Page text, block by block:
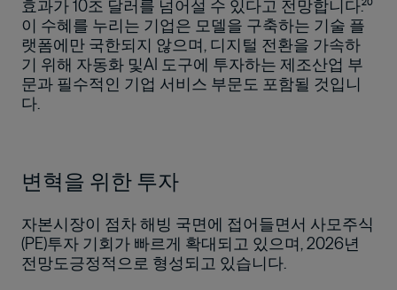
효과가 10조 달러를 넘어설 수 있다고 전망합니다.²⁰
이 수혜를 누리는 기업은 모델을 구축하는 기술 플
랫폼에만 국한되지 않으며, 디지털 전환을 가속하
기 위해 자동화 및AI 도구에 투자하는 제조산업 부
문과 필수적인 기업 서비스 부문도 포함될 것입니
다.
변혁을 위한 투자
자본시장이 점차 해빙 국면에 접어들면서 사모주식
(PE)투자 기회가 빠르게 확대되고 있으며, 2026년
전망도긍정적으로 형성되고 있습니다.